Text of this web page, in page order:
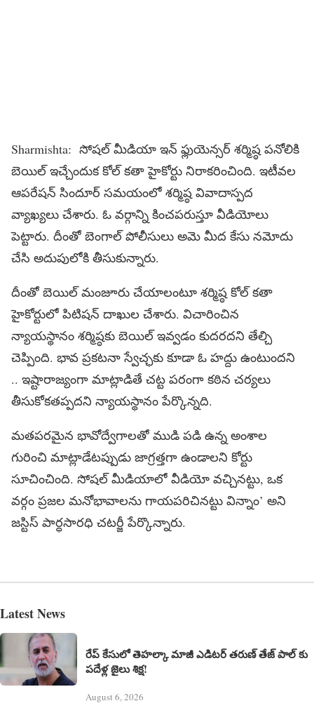
Sharmishta: సోషల్ మీడియా ఇన్ ఫ్లుయెన్సర్ శర్మిష్ఠ పనోలికి
బెయిల్ ఇచ్చేందుక కోల్ కతా హైకోర్టు నిరాకరించింది. ఇటీవల
ఆపరేషన్ సిందూర్ సమయంలో శర్మిష్ఠ వివాదాస్పద
వ్యాఖ్యలు చేశారు. ఓ వర్గాన్ని కించపరుస్తూ వీడియోలు
పెట్టారు. దీంతో బెంగాల్ పోలీసులు అమె మీద కేసు నమోదు
చేసి అదుపులోకి తీసుకున్నారు.
దీంతో బెయిల్ మంజూరు చేయాలంటూ శర్మిష్ఠ కోల్ కతా
హైకోర్టులో పిటిషన్ దాఖుల చేశారు. విచారించిన
న్యాయస్థానం శర్మిష్ఠకు బెయిల్ ఇవ్వడం కుదరదని తేల్చి
చెప్పింది. భావ ప్రకటనా స్వేచ్ఛకు కూడా ఓ హద్దు ఉంటుందని
.. ఇష్టారాజ్యంగా మాట్లాడితే చట్ట పరంగా కఠిన చర్యలు
తీసుకోకతప్పదని న్యాయస్థానం పేర్కొన్నది.
మతపరమైన భావోద్వేగాలతో ముడి పడి ఉన్న అంశాల
గురించి మాట్లాడేటప్పుడు జాగ్రత్తగా ఉండాలని కోర్టు
సూచించింది. సోషల్ మీడియాలో వీడియో వచ్చినట్టు, ఒక
వర్గం ప్రజల మనోభావాలను గాయపరిచినట్టు విన్నాం’ అని
జస్టిస్ పార్ధసారధి చటర్జీ పేర్కొన్నారు.
Latest News
రేప్ కేసులో తెహల్కా మాజీ ఎడిటర్ తరుణ్ తేజ్ పాల్ కు
పదేళ్ల జైలు శిక్ష!
August 6, 2026